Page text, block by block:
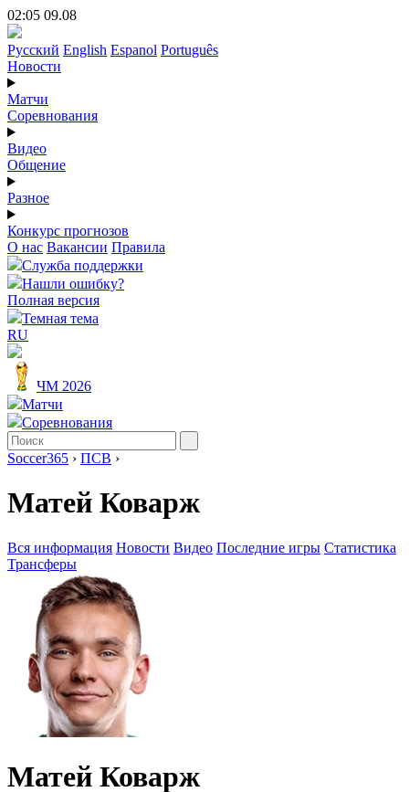
02:05 09.08
Русский English Espanol Português
Новости
Матчи
Соревнования
Видео
Общение
Разное
Конкурс прогнозов
О нас Вакансии Правила
Служба поддержки
Нашли ошибку?
Полная версия
Темная тема
RU
ЧМ 2026
Матчи
Соревнования
Soccer365 › ПСВ ›
Матей Коварж
Вся информация Новости Видео Последние игры Статистика
Трансферы
Матей Коварж